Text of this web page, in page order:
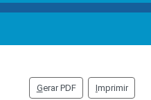
Gerar PDF Imprimir